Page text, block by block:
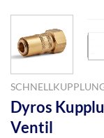
Dyros
Ventil